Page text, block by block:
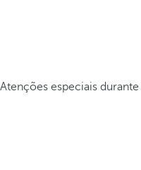
Atenções especiais durante